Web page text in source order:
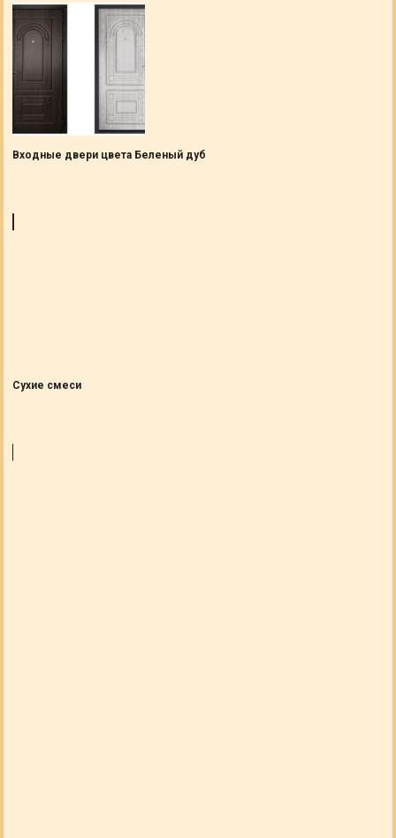
Входные двери цвета Беленый дуб
Сухие смеси